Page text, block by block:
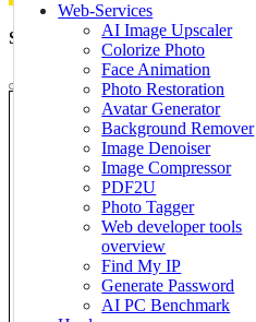
Web-Services
AI Image Upscaler
Colorize Photo
Face Animation
Photo Restoration
Avatar Generator
Background Remover
Image Denoiser
Image Compressor
PDF2U
Photo Tagger
Web developer tools
overview
Find My IP
Generate Password
AI PC Benchmark
Systemanforderungen
Minimum
System Requirements
Operating System:
Windows 10 64-bit (Version
22H2) or Windows 11 64-
Processor (CPU):